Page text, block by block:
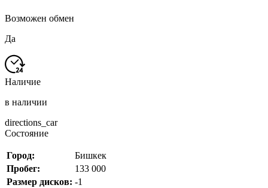
Возможен обмен
Да
Наличие
в наличии
directions_car
Состояние
Город:
Бишкек
Пробег:
133 000
Размер дисков: -1